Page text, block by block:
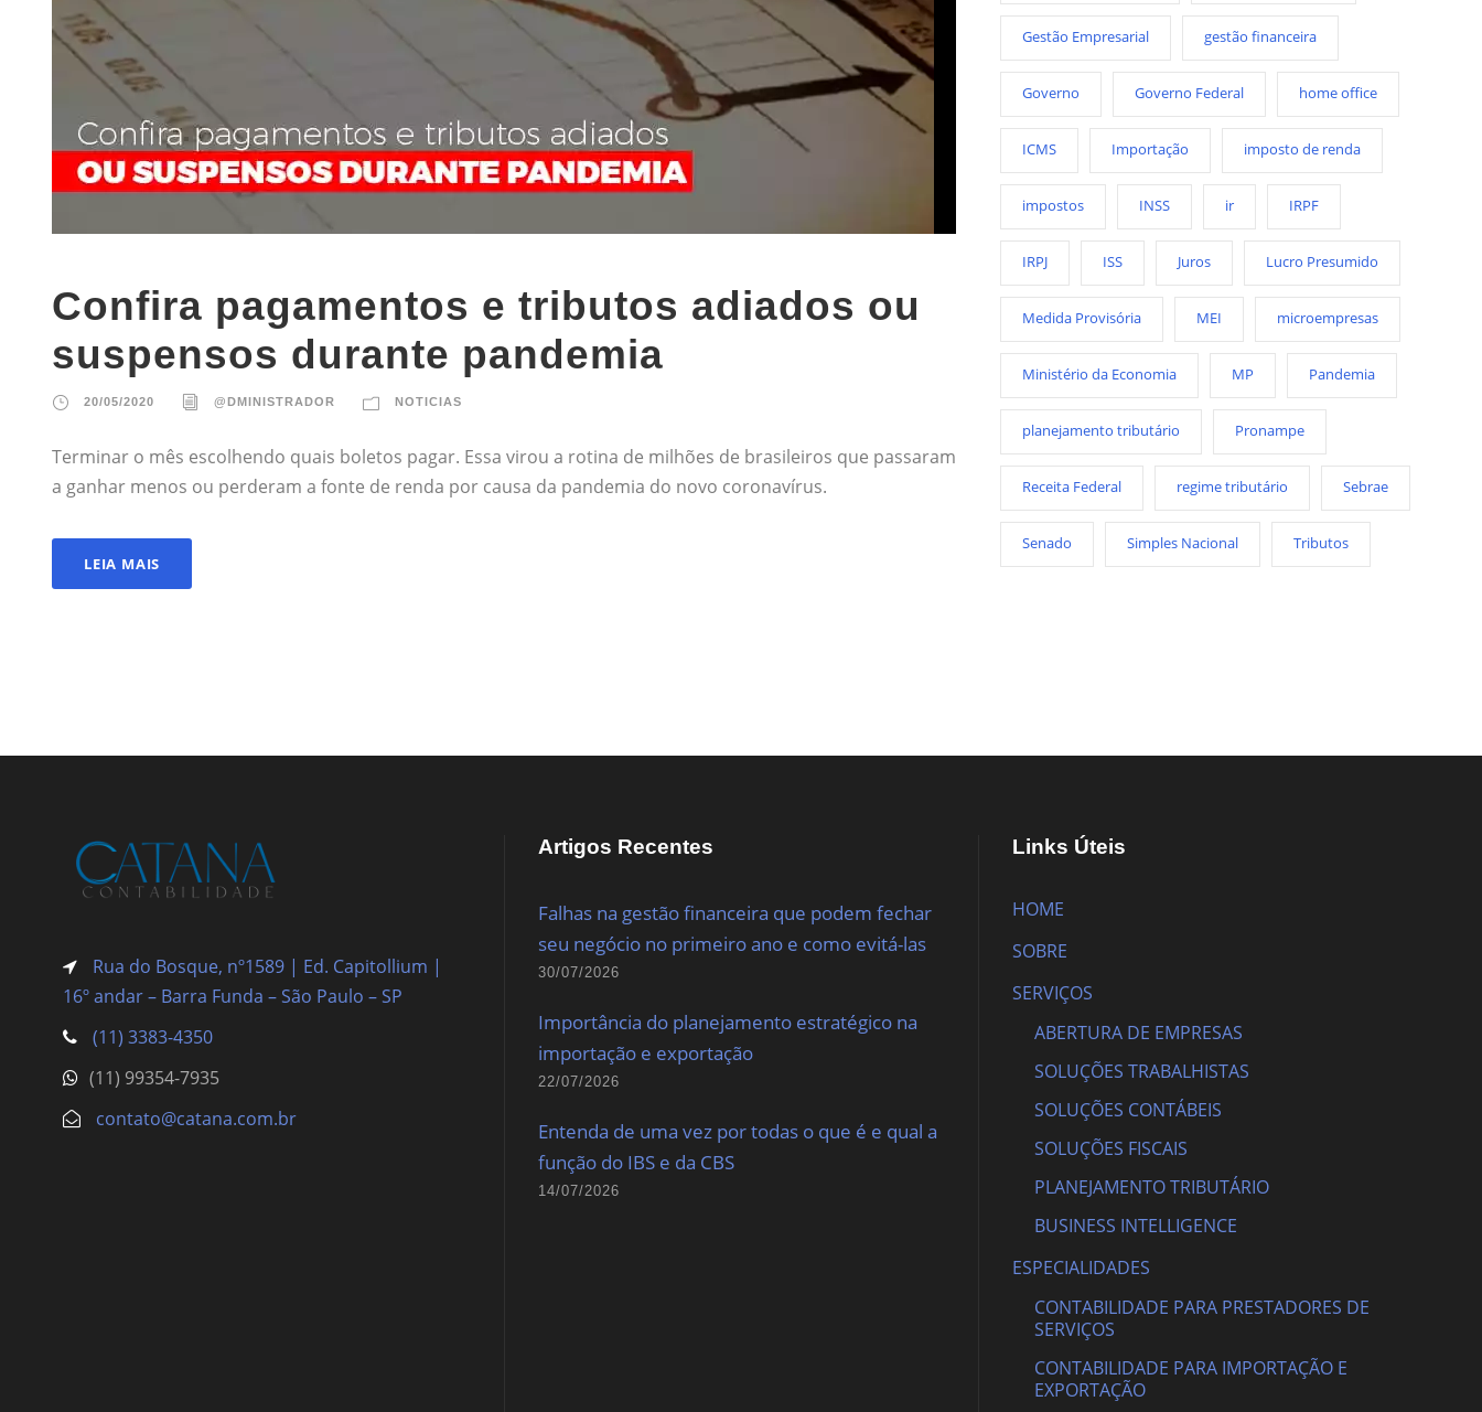
Confira pagamentos e tributos adiados ou
suspensos durante pandemia
20/05/2020 @DMINISTRADOR NOTICIAS
Terminar o mês escolhendo quais boletos pagar. Essa virou a rotina de milhões de brasileiros que passaram
a ganhar menos ou perderam a fonte de renda por causa da pandemia do novo coronavírus.
LEIA MAIS
Gestão Empresarial gestão financeira
Governo Governo Federal home office
ICMS Importação imposto de renda
impostos INSS ir IRPF
IRPJ ISS Juros Lucro Presumido
Medida Provisória MEI microempresas
Ministério da Economia MP Pandemia
planejamento tributário Pronampe
Receita Federal regime tributário Sebrae
Senado Simples Nacional Tributos
Rua do Bosque, nº1589 | Ed. Capitollium |
16º andar – Barra Funda – São Paulo – SP
(11) 3383-4350
(11) 99354-7935
contato@catana.com.br
Artigos Recentes
Falhas na gestão financeira que podem fechar
seu negócio no primeiro ano e como evitá-las
30/07/2026
Importância do planejamento estratégico na
importação e exportação
22/07/2026
Entenda de uma vez por todas o que é e qual a
função do IBS e da CBS
14/07/2026
Links Úteis
HOME
SOBRE
SERVIÇOS
ABERTURA DE EMPRESAS
SOLUÇÕES TRABALHISTAS
SOLUÇÕES CONTÁBEIS
SOLUÇÕES FISCAIS
PLANEJAMENTO TRIBUTÁRIO
BUSINESS INTELLIGENCE
ESPECIALIDADES
CONTABILIDADE PARA PRESTADORES DE
SERVIÇOS
CONTABILIDADE PARA IMPORTAÇÃO E
EXPORTAÇÃO